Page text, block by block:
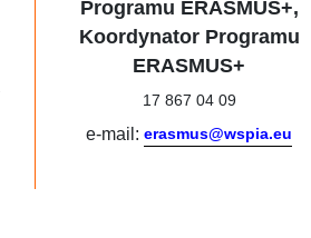
Programu ERASMUS+,
Koordynator Programu
ERASMUS+
17 867 04 09
e-mail: erasmus@wspia.eu